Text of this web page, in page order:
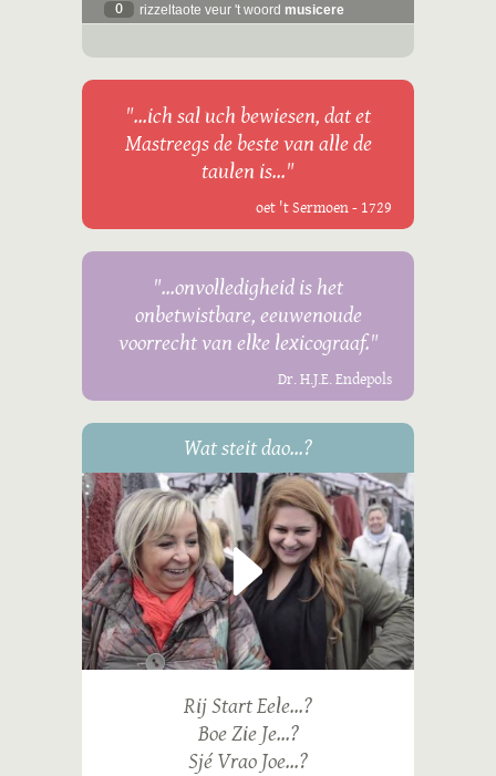
0 rizzeltaote veur 't woord musicere
"...ich sal uch bewiesen, dat et
Mastreegs de beste van alle de
taulen is..."
oet 't Sermoen - 1729
"...onvolledigheid is het
onbetwistbare, eeuwenoude
voorrecht van elke lexicograaf."
Dr. H.J.E. Endepols
Wat steit dao...?
Rij Start Eele...?
Boe Zie Je...?
Sjé Vrao Joe...?